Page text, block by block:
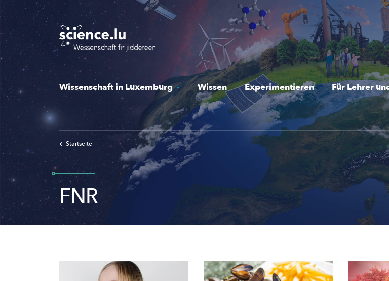
Skip
to
main
content
Wissenschaft in Luxemburg Wissen Experimentieren Für Lehrer
Startseite
FNR